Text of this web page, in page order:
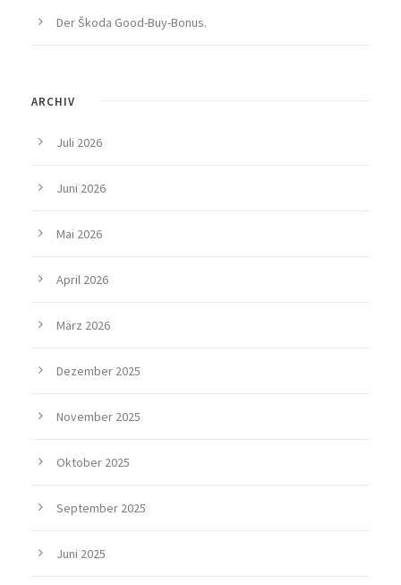
Der Škoda Good-Buy-Bonus.
ARCHIV
Juli 2026
Juni 2026
Mai 2026
April 2026
März 2026
Dezember 2025
November 2025
Oktober 2025
September 2025
Juni 2025